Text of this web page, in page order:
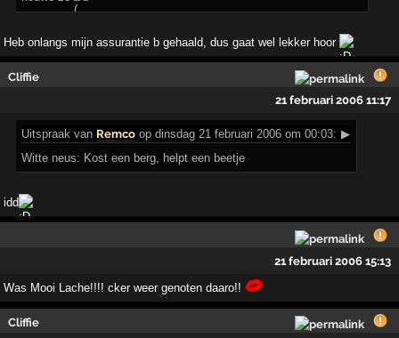
Heb onlangs mijn assurantie b gehaald, dus gaat wel lekker hoor
Cliffie
21 februari 2006 11:17
Uitspraak van Remco op dinsdag 21 februari 2006 om 00:03: ▶
Witte neus: Kost een berg, helpt een beetje
idd
21 februari 2006 15:13
Was Mooi Lache!!!! cker weer genoten daaro!!
Cliffie